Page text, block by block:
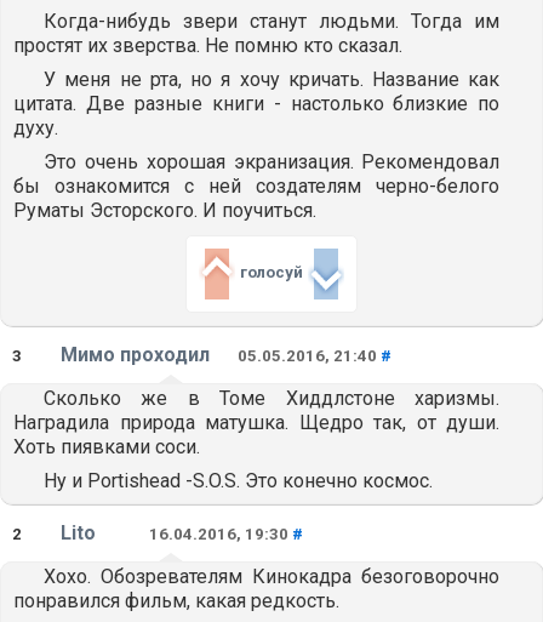
Когда-нибудь звери станут людьми. Тогда им
простят их зверства. Не помню кто сказал.
У меня не рта, но я хочу кричать. Название как
цитата. Две разные книги - настолько близкие по
духу.
Это очень хорошая экранизация. Рекомендовал
бы ознакомится с ней создателям черно-белого
Руматы Эсторского. И поучиться.
голосуй
3 Мимо проходил 05.05.2016, 21:40 #
Сколько же в Томе Хиддлстоне харизмы.
Наградила природа матушка. Щедро так, от души.
Хоть пиявками соси.
Ну и Portishead -S.O.S. Это конечно космос.
2 Lito 16.04.2016, 19:30 #
Хохо. Обозревателям Кинокадра безоговорочно
понравился фильм, какая редкость.